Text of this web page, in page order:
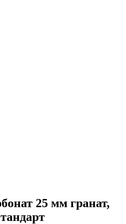
25 мм гранат,